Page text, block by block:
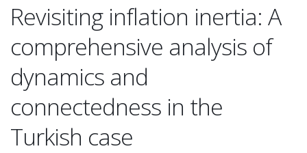
Revisiting inflation inertia: A
comprehensive analysis of
dynamics and
connectedness in the
Turkish case